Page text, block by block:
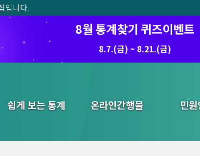
입니다.
8월 통계찾기 퀴즈이벤트
8.7.(금) ~ 8.21.(금)
쉽게 보는 통계 온라인간행물 민원